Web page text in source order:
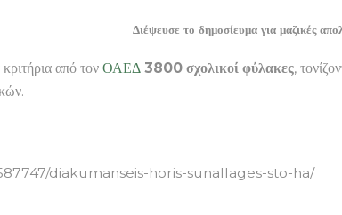
Διέψευσε το δημοσίευμα για μαζικές
από τον ΟΑΕΔ 3800 σχολικοί φύλακες,
diakumanseis-horis-sunallages-sto-ha/